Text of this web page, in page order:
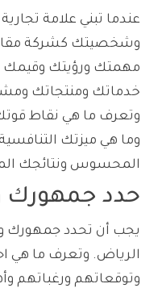
عندما تبني علامة
وشخصيتك كشركة
مهمتك ورؤيتك وقيمك
خدماتك ومنتجاتك
وتعرف ما هي نقاط
وما هي ميزتك
المحسوس ونتائجك
حدد
يجب أن تحدد جمهورك
الرياض. وتعرف ما هي
وتوقعاتهم ورغباتهم